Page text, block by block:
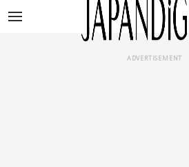
ADVERTISEMENT